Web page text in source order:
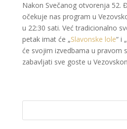
Nakon Svečanog otvorenja 52.
očekuje nas program u
u 22:30 sati. Već tradicionalno
petak imat će „Slavonske lole“ i
će svojim izvedbama u pravom
zabavljati sve goste u